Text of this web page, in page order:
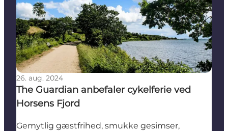
26. aug. 2024
The Guardian anbefaler cykelferie ved
Horsens Fjord
Gemytlig gæstfrihed, smukke gesimser,